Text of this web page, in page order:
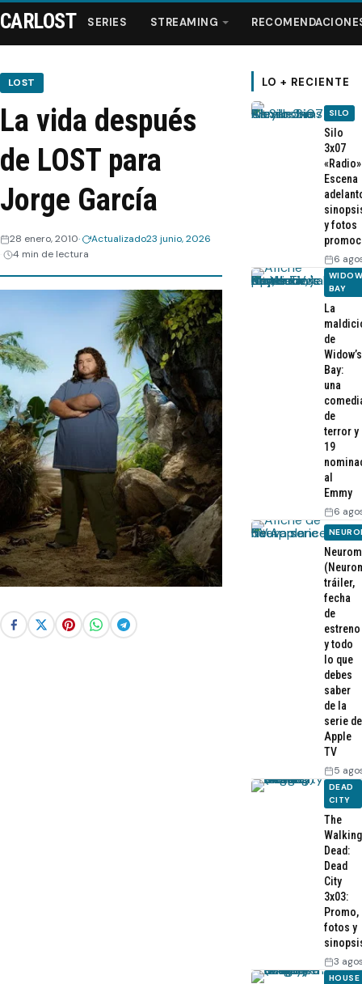
Series
Streaming
Recomendaciones
Videos
CARLOST SERIES STREAMING
LOST
La vida después
de LOST para
Jorge García
28 enero, 2010 Actualizado23 junio, 2026
4 min de lectura
LO + RECIENTE
SILO
Silo
3x07
Escena
y fotos
6
BAY
La
de
Widow’s
Bay:
una
de
terror y
19
al
Emmy
6
tráiler,
fecha
de
estreno
y todo
lo que
debes
saber
de la
serie de
Apple
TV
5
DEAD
CITY
The
Walking
Dead:
Dead
City
3x03:
Promo,
fotos y
3
HOUSE